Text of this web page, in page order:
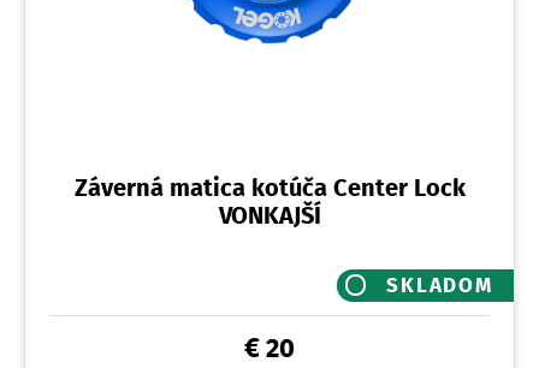
Záverná matica kotúča Center Lock
VONKAJŠÍ
SKLADOM
€ 20